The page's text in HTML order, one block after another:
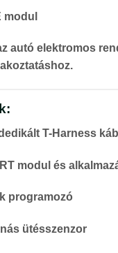
modul
autó elektromos
T-Harness
modul és
programozó
ütésszenzor